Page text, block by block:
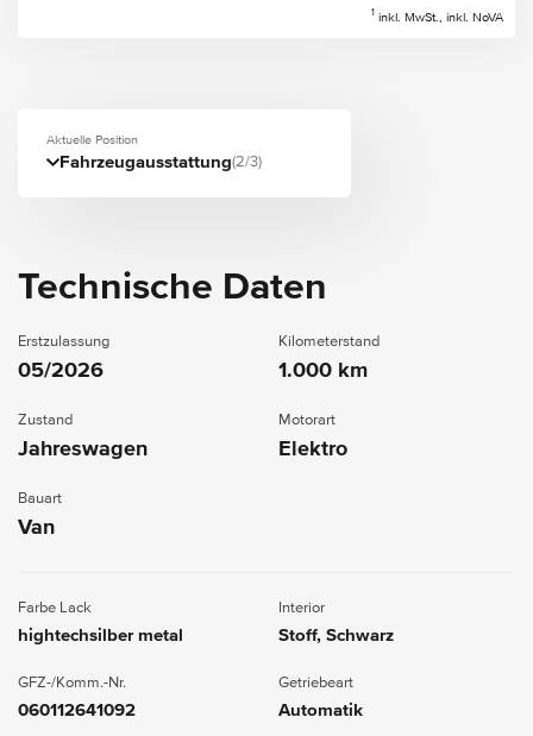
1 inkl. MwSt., inkl. NoVA
Aktuelle Position
Fahrzeugausstattung(2/3)
Technische Daten
Erstzulassung
05/2026
Kilometerstand
1.000 km
Zustand
Jahreswagen
Motorart
Elektro
Bauart
Van
Farbe Lack
hightechsilber metal
Interior
Stoff, Schwarz
GFZ-/Komm.-Nr.
060112641092
Getriebeart
Automatik